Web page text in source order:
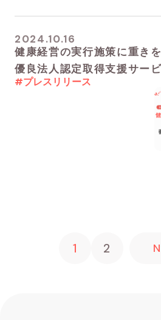
2024.10.16
健康経営の実行施策に重き
優良法人認定取得支援サー
「まずはやってみる」から
#プレスリリース
1 2